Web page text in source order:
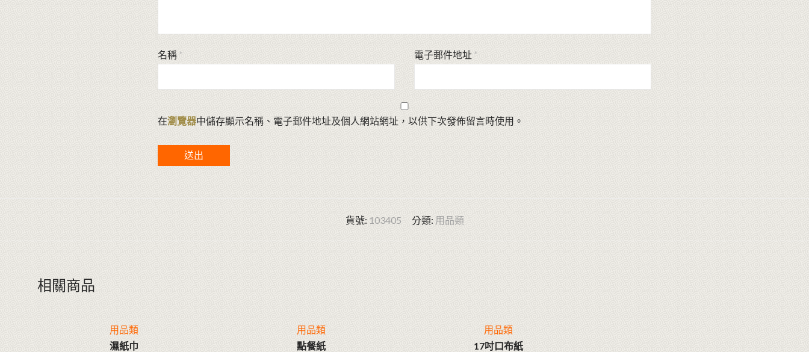
名稱 * 電子郵件地址 *
在瀏覽器中儲存顯示名稱、電子郵件地址及個人網站網址，以供下次發佈留言時使用。
貨號: 103405 分類: 用品類
相關商品
用品類
濕紙巾
用品類
點餐紙
用品類
17吋口布紙